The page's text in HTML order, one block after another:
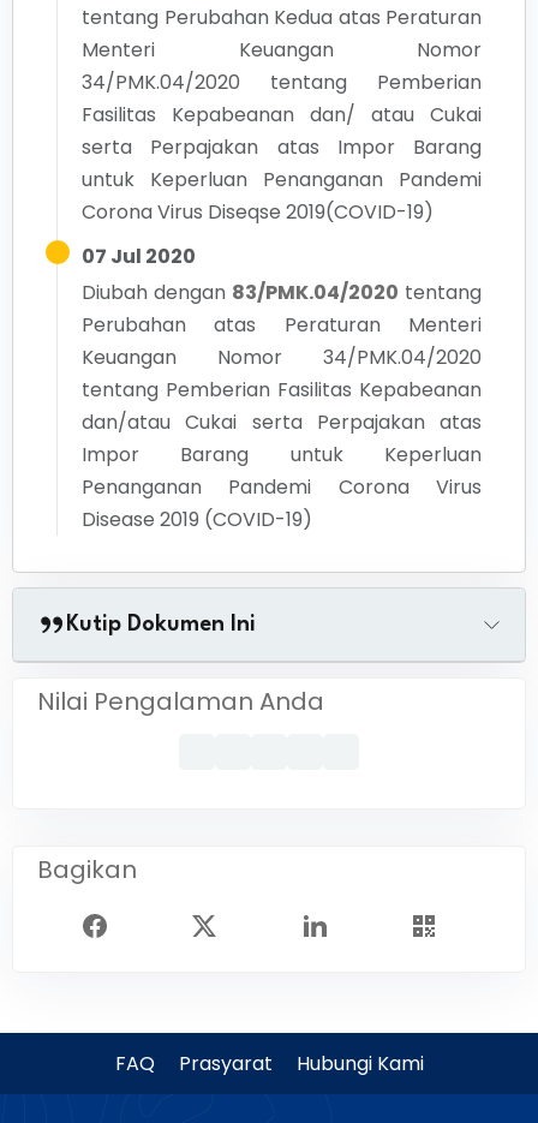
tentang Perubahan Kedua atas Peraturan
Menteri Keuangan Nomor
34/PMK.04/2020 tentang Pemberian
Fasilitas Kepabeanan dan/ atau Cukai
serta Perpajakan atas Impor Barang
untuk Keperluan Penanganan Pandemi
Corona Virus Diseqse 2019(COVID-19)
07 Jul 2020
Diubah dengan 83/PMK.04/2020 tentang
Perubahan atas Peraturan Menteri
Keuangan Nomor 34/PMK.04/2020
tentang Pemberian Fasilitas Kepabeanan
dan/atau Cukai serta Perpajakan atas
Impor Barang untuk Keperluan
Penanganan Pandemi Corona Virus
Disease 2019 (COVID-19)
Kutip Dokumen Ini
Nilai Pengalaman Anda
Bagikan
FAQ Prasyarat Hubungi Kami